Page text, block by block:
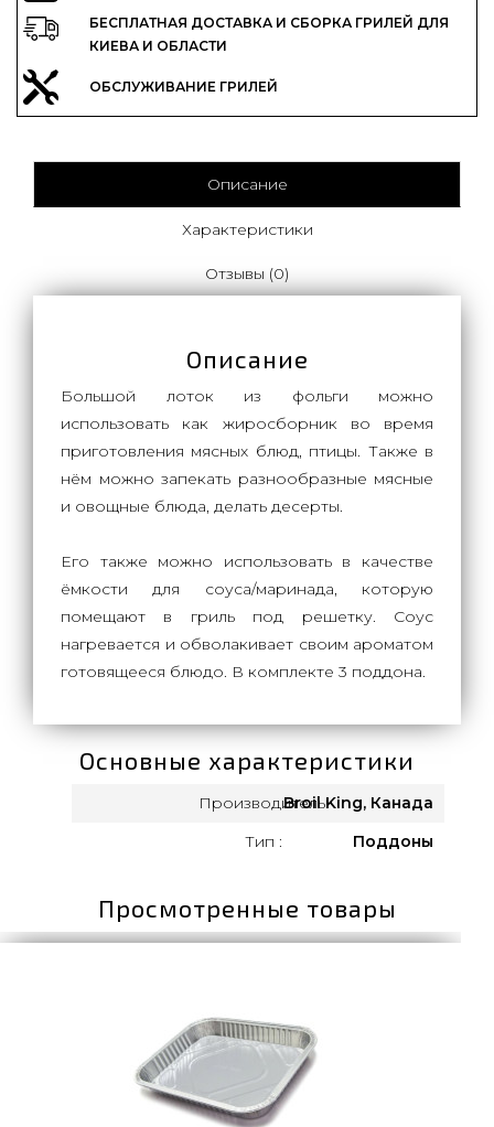
БЕСПЛАТНАЯ ДОСТАВКА И СБОРКА ГРИЛЕЙ ДЛЯ
КИЕВА И ОБЛАСТИ
ОБСЛУЖИВАНИЕ ГРИЛЕЙ
Описание
Характеристики
Отзывы (0)
Описание
Большой лоток из фольги можно
использовать как жиросборник во время
приготовления мясных блюд, птицы. Также в
нём можно запекать разнообразные мясные
и овощные блюда, делать десерты.
Его также можно использовать в качестве
ёмкости для соуса/маринада, которую
помещают в гриль под решетку. Соус
нагревается и обволакивает своим ароматом
готовящееся блюдо. В комплекте 3 поддона.
Основные характеристики
Производитель:Broil King, Канада
Тип :
Поддоны
Просмотренные товары